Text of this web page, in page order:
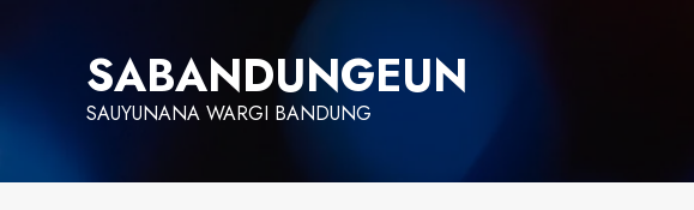
SABANDUNGEUN
SAUYUNANA WARGI BANDUNG